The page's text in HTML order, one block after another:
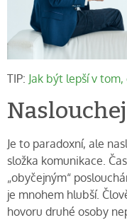
TIP: Jak být lepší v tom,
Je to paradoxní, ale
složka komunikace.
„obyčejným“
je mnohem hlubší.
hovoru druhé osoby